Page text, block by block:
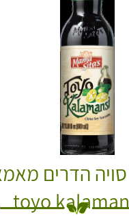
סויה הדרים
toyo